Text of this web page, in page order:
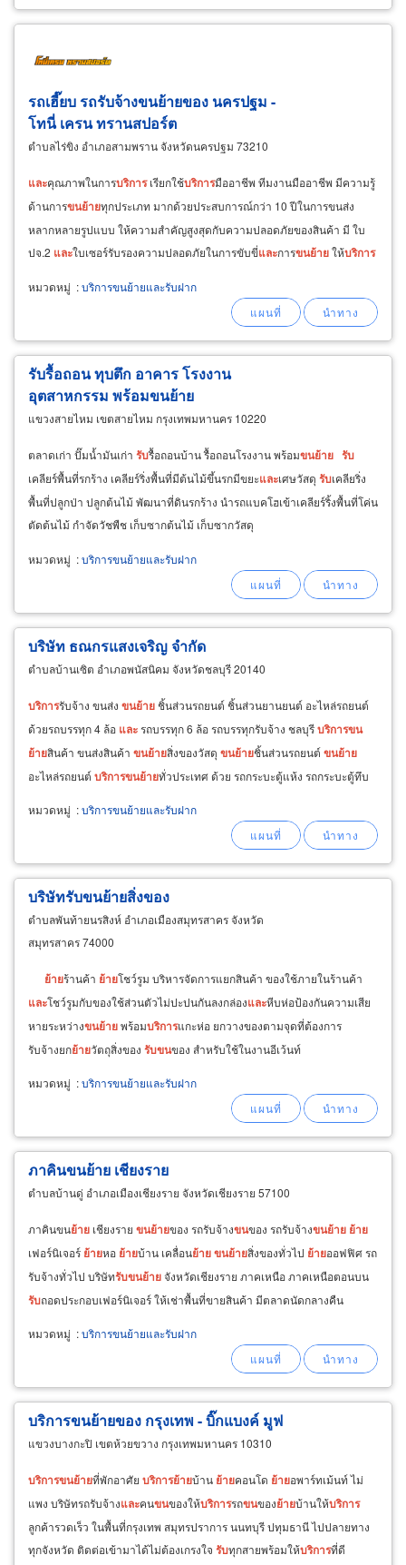
รถเฮี๊ยบ รถรับจ้างขนย้ายของ นครปฐม -
โทนี่ เครน ทรานสปอร์ต
ตำบลไร่ขิง อำเภอสามพราน จังหวัดนครปฐม 73210
และคุณภาพในการบริการเรียกใช้บริการมืออาชีพ ทีมงานมืออาชีพ มีความรู้
ด้านการขนย้ายทุกประเภท มากด้วยประสบการณ์กว่า 10 ปีในการขนส่ง
หลากหลายรูปแบบ ให้ความสำคัญสูงสุดกับความปลอดภัยของสินค้า มี ใบ
ปจ.2 และใบเซอร์รับรองความปลอดภัยในการขับขี่และการขนย้ายให้บริการ
หมวดหมู่ :บริการขนย้ายและรับฝาก
รับรื้อถอน ทุบตึก อาคาร โรงงาน
อุตสาหกรรม พร้อมขนย้าย
แขวงสายไหม เขตสายไหม กรุงเทพมหานคร 10220
ตลาดเก่า ปั๊มน้ำมันเก่า รับรื้อถอนบ้าน รื้อถอนโรงงาน พร้อมขนย้าย รับ
เคลียร์พื้นที่รกร้าง เคลียร์ริ่งพื้นที่มีต้นไม้ขึ้นรกมีขยะและเศษวัสดุ รับเคลียริ่ง
พื้นที่ปลูกป่า ปลูกต้นไม้ พัฒนาที่ดินรกร้าง นำรถแบคโฮเข้าเคลียร์ริ้งพื้นที่โค่น
ตัดต้นไม้ กำจัดวัชพืช เก็บซากต้นไม้ เก็บซากวัสดุ
หมวดหมู่ :บริการขนย้ายและรับฝาก
บริษัท ธณกรแสงเจริญ จำกัด
ตำบลบ้านเซิต อำเภอพนัสนิคม จังหวัดชลบุรี 20140
บริการรับจ้าง ขนส่ง ขนย้ายชิ้นส่วนรถยนต์ ชิ้นส่วนยานยนต์ อะไหล่รถยนต์
ด้วยรถบรรทุก 4 ล้อ และ รถบรรทุก 6 ล้อ รถบรรทุกรับจ้าง ชลบุรีบริการขน
ย้ายสินค้า ขนส่งสินค้า ขนย้ายสิ่งของวัสดุ ขนย้ายชิ้นส่วนรถยนต์ขนย้าย
อะไหล่รถยนต์บริการขนย้ายทั่วประเทศ ด้วย รถกระบะตู้แห้ง รถกระบะตู้ทึบ
หมวดหมู่ :บริการขนย้ายและรับฝาก
บริษัทรับขนย้ายสิ่งของ
ตำบลพันท้ายนรสิงห์ อำเภอเมืองสมุทรสาคร จังหวัด
สมุทรสาคร 74000
ย้ายร้านค้า ย้ายโชว์รูม บริหารจัดการแยกสินค้า ของใช้ภายในร้านค้า
และโชว์รูมกับของใช้ส่วนตัวไม่ปะปนกันลงกล่องและหีบห่อป้องกันความเสีย
หายระหว่างขนย้ายพร้อมบริการแกะห่อ ยกวางของตามจุดที่ต้องการ
รับจ้างยกย้ายวัตถุสิ่งของ รับขนของ สำหรับใช้ในงานอีเว้นท์
หมวดหมู่ :บริการขนย้ายและรับฝาก
ภาคินขนย้าย เชียงราย
ตำบลบ้านดู่ อำเภอเมืองเชียงราย จังหวัดเชียงราย 57100
ภาคินขนย้าย เชียงราย ขนย้ายของ รถรับจ้างขนของ รถรับจ้างขนย้าย ย้าย
เฟอร์นิเจอร์ ย้ายหอ ย้ายบ้าน เคลื่อนย้ายขนย้ายสิ่งของทั่วไป ย้ายออฟฟิศ รถ
รับจ้างทั่วไป บริษัทรับขนย้ายจังหวัดเชียงราย ภาคเหนือ ภาคเหนือตอนบน
รับถอดประกอบเฟอร์นิเจอร์ ให้เช่าพื้นที่ขายสินค้า มีตลาดนัดกลางคืน
หมวดหมู่ :บริการขนย้ายและรับฝาก
บริการขนย้ายของ กรุงเทพ - บิ๊กแบงค์ มูฟ
แขวงบางกะปิ เขตห้วยขวาง กรุงเทพมหานคร 10310
บริการขนย้ายที่พักอาศัย บริการย้ายบ้าน ย้ายคอนโด ย้ายอพาร์ทเม้นท์ ไม่
แพง บริษัทรถรับจ้างและคนขนของให้บริการรถขนของย้ายบ้านให้บริการ
ลูกค้ารวดเร็ว ในพื้นที่กรุงเทพ สมุทรปราการ นนทบุรี ปทุมธานี ไปปลายทาง
ทุกจังหวัด ติดต่อเข้ามาได้ไม่ต้องเกรงใจ รับทุกสายพร้อมให้บริการที่ดี